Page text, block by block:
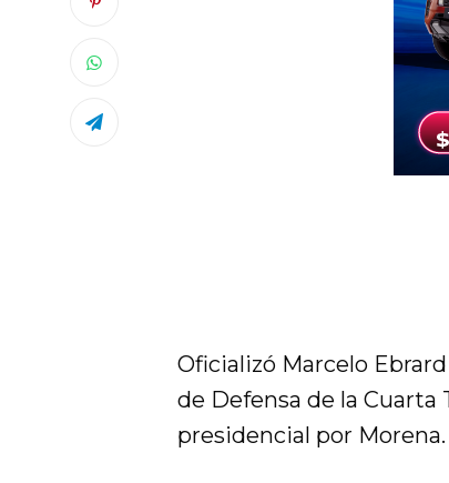
Oficializó Marcelo
de Defensa de la
presidencial por Morena.